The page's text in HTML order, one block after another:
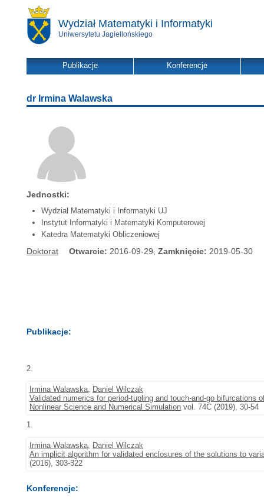
Wydział Matematyki i Informatyki
Uniwersytetu Jagiellońskiego
Publikacje Konferencje
dr Irmina Walawska
Jednostki:
Wydział Matematyki i Informatyki UJ
Instytut Informatyki i Matematyki Komputerowej
Katedra Matematyki Obliczeniowej
Doktorat Otwarcie: 2016-09-29, Zamknięcie: 2019-05-30
Publikacje:
2.
Irmina Walawska, Daniel Wilczak
Validated numerics for period-tupling and touch-and-go
Nonlinear Science and Numerical Simulation vol. 74C (2019), 30-54
1.
Irmina Walawska, Daniel Wilczak
An implicit algorithm for validated enclosures of the solutions to
(2016), 303-322
Konferencje: